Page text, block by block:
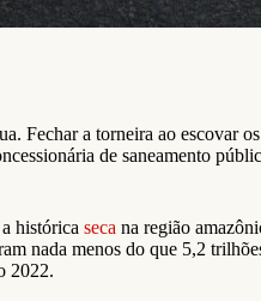
Fechar a torneira ao escovar
de saneamento
histórica seca na região
nada menos do que 5,2
2022.